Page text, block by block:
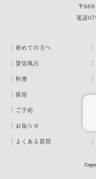
〒
電話
初めての方へ
貸切風呂
料理
採用
ご予約
お知らせ
よくある質問